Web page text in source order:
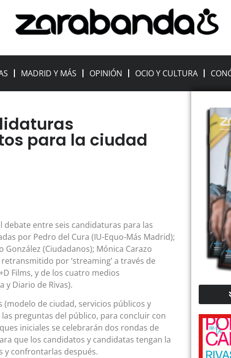
MADRID Y MÁS OPINIÓN OCIO Y CULTURA
para la ciudad
entre seis candidaturas para las
por Pedro del Cura (IU-Equo-Más Madrid);
González (Ciudadanos); Mónica Carazo
por ‘streaming’ a través de
Films, y de los cuatro medios
y Diario de Rivas).
de ciudad, servicios públicos y
preguntas del público, para concluir con
iniciales se celebrarán dos rondas de
que los candidatos y candidatas tengan la
y confrontarlas después.